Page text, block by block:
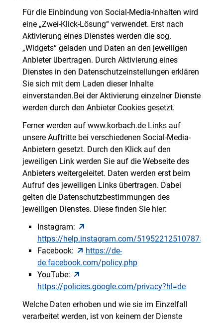
Für die Einbindung von Social-Media-Inhalten wird
eine „Zwei-Klick-Lösung“ verwendet. Erst nach
Aktivierung eines Dienstes werden die sog.
„Widgets“ geladen und Daten an den jeweiligen
Anbieter übertragen. Durch Aktivierung eines
Dienstes in den Datenschutzeinstellungen erklären
Sie sich mit dem Laden dieser Inhalte
einverstanden.Bei der Aktivierung einzelner Dienste
werden durch den Anbieter Cookies gesetzt.
Ferner werden auf www.korbach.de Links auf
unsere Auftritte bei verschiedenen Social-Media-
Anbietern gesetzt. Durch den Klick auf den
jeweiligen Link werden Sie auf die Webseite des
Anbieters weitergeleitet. Daten werden erst beim
Aufruf des jeweiligen Links übertragen. Dabei
gelten die Datenschutzbestimmungen des
jeweiligen Dienstes. Diese finden Sie hier:
Instagram:
https://help.instagram.com/519522125107875
Facebook:
https://de-
de.facebook.com/policy.php
YouTube:
https://policies.google.com/privacy?hl=de
Welche Daten erhoben und wie sie im Einzelfall
verarbeitet werden, ist von keinem der Dienste